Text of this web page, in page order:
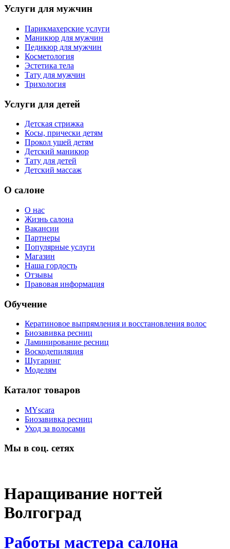
Услуги для мужчин
Парикмахерские услуги
Маникюр для мужчин
Педикюр для мужчин
Косметология
Эстетика тела
Тату для мужчин
Трихология
Услуги для детей
Детская стрижка
Косы, прически детям
Прокол ушей детям
Детский маникюр
Тату для детей
Детский массаж
О салоне
О нас
Жизнь салона
Вакансии
Партнеры
Популярные услуги
Магазин
Наша гордость
Отзывы
Правовая информация
Обучение
Кератиновое выпрямления и восстановления волос
Биозавивка ресниц
Ламинирование ресниц
Воскодепиляция
Шугаринг
Моделям
Каталог товаров
MYscara
Биозавивка ресниц
Уход за волосами
Мы в соц. сетях
Наращивание ногтей
Волгоград
Работы мастера салона